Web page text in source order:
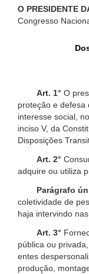
O PRESIDENTE
Congresso
Art. 1° O
proteção e defesa
interesse social,
inciso V, da
Disposições
Art. 2°
adquire ou utiliza
Parágrafo
coletividade de
haja intervindo
Art. 3°
pública ou
entes
produção,